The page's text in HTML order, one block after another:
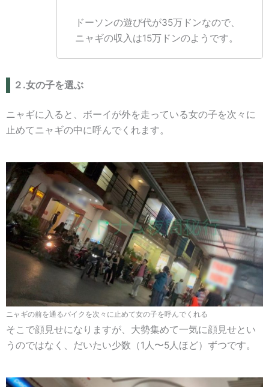
ドーソンの遊び代が35万ドンなので、
ニャギの収入は15万ドンのようです。
２.女の子を選ぶ
ニャギに入ると、ボーイが外を走っている女の子を次々に
止めてニャギの中に呼んでくれます。
ニャギの前を通るバイクを次々に止めて女の子を呼んでくれる
そこで顔見せになりますが、大勢集めて一気に顔見せとい
うのではなく、だいたい少数（1人〜5人ほど）ずつです。